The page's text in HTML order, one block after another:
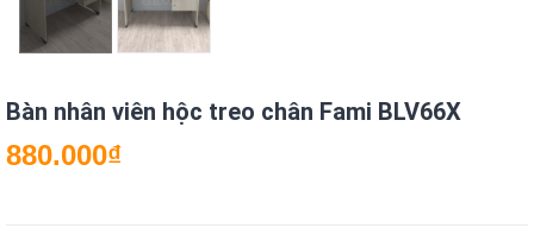
Bàn nhân viên hộc treo chân Fami BLV66X
880.000₫